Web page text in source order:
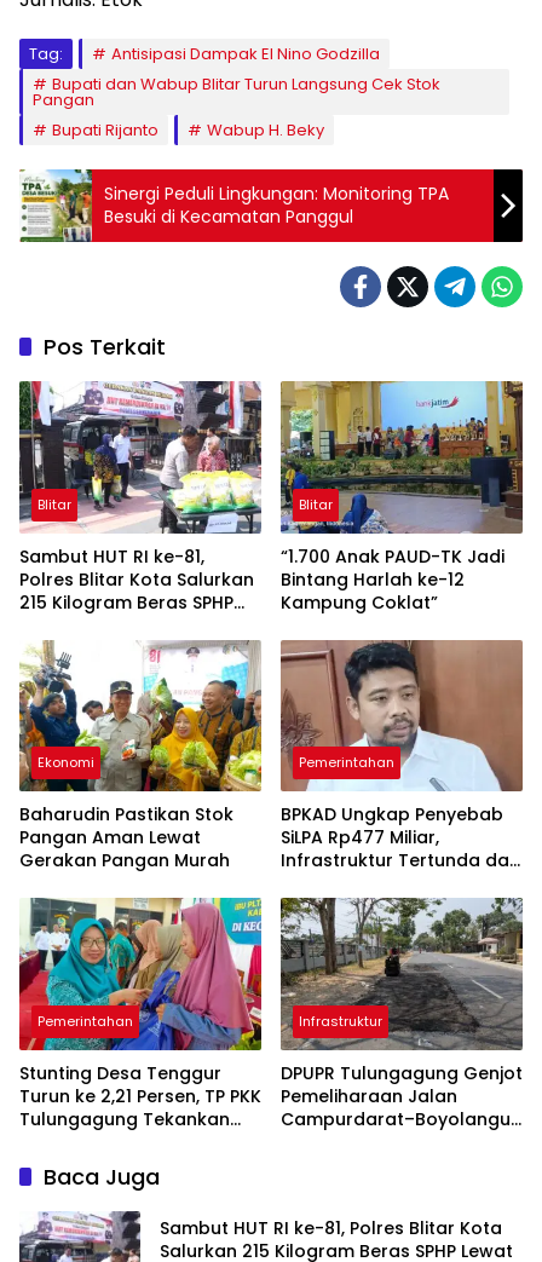
Tag:
Antisipasi Dampak El Nino Godzilla
Bupati dan Wabup Blitar Turun Langsung Cek Stok
Pangan
Bupati Rijanto
Wabup H. Beky
Sinergi Peduli Lingkungan: Monitoring TPA
Besuki di Kecamatan Panggul
Pos Terkait
Blitar
Sambut HUT RI ke-81,
Polres Blitar Kota Salurkan
215 Kilogram Beras SPHP
Murah
Blitar
“1.700 Anak PAUD-TK Jadi
Bintang Harlah ke-12
Kampung Coklat”
Ekonomi
Baharudin Pastikan Stok
Pangan Aman Lewat
Gerakan Pangan Murah
Pemerintahan
BPKAD Ungkap Penyebab
SiLPA Rp477 Miliar,
Infrastruktur Tertunda dan
Pemerintahan
Stunting Desa Tenggur
Turun ke 2,21 Persen, TP PKK
Tulungagung Tekankan
Berkelanjutan
Infrastruktur
DPUPR Tulungagung Genjot
Pemeliharaan Jalan
Campurdarat–Boyolangu,
Baca Juga
Sambut HUT RI ke-81, Polres Blitar Kota
Salurkan 215 Kilogram Beras SPHP Lewat